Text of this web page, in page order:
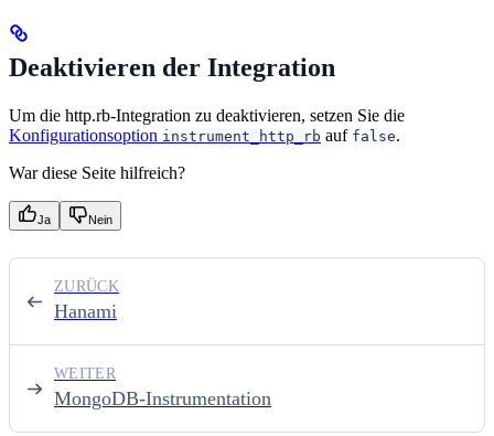
Deaktivieren der Integration
Um die http.rb-Integration zu deaktivieren, setzen Sie die
Konfigurationsoption instrument_http_rb auf false.
War diese Seite hilfreich?
Ja Nein
Hanami
ZURÜCK
MongoDB-Instrumentation
WEITER